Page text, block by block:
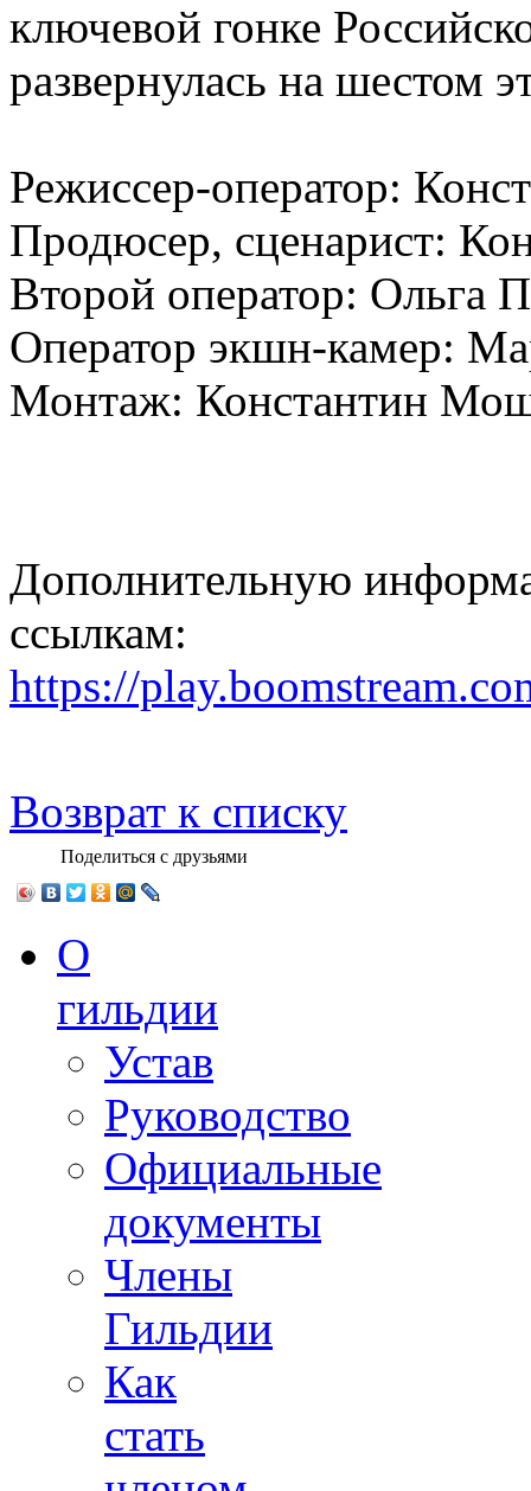
ключевой гонке
развернулась на шестом
Режиссер-оператор:
Продюсер, сценарист:
Второй оператор: Ольга
Оператор экшн-камер:
Монтаж: Константин
Дополнительную
ссылкам:
https://
Возврат к списку
Поделиться с друзьями
О
гильдии
Устав
Руководство
Официальные
документы
Члены
Гильдии
Как
стать